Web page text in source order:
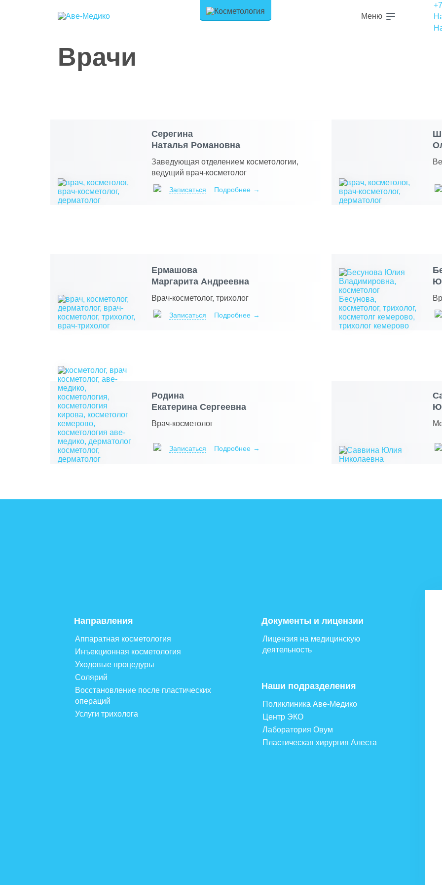
Меню
Врачи
Серегина
Наталья Романовна
Заведующая отделением косметологии,
ведущий врач-косметолог
Записаться Подробнее
Ермашова
Маргарита Андреевна
Врач-косметолог, трихолог
Записаться Подробнее
Родина
Екатерина Сергеевна
Врач-косметолог
Записаться Подробнее
Направления
Аппаратная косметология
Инъекционная косметология
Уходовые процедуры
Солярий
Восстановление после пластических
операций
Услуги трихолога
Документы и лицензии
Лицензия на медицинскую
деятельность
Наши подразделения
Поликлиника Аве-Медико
Центр ЭКО
Лаборатория Овум
Пластическая хирургия Алеста